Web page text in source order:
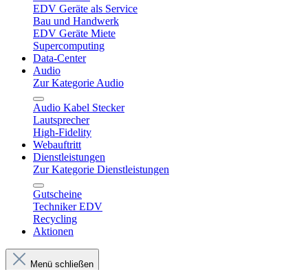
EDV Geräte als Service
Bau und Handwerk
EDV Geräte Miete
Supercomputing
Data-Center
Audio
Zur Kategorie Audio
Audio Kabel Stecker
Lautsprecher
High-Fidelity
Webauftritt
Dienstleistungen
Zur Kategorie Dienstleistungen
Gutscheine
Techniker EDV
Recycling
Aktionen
Menü schließen